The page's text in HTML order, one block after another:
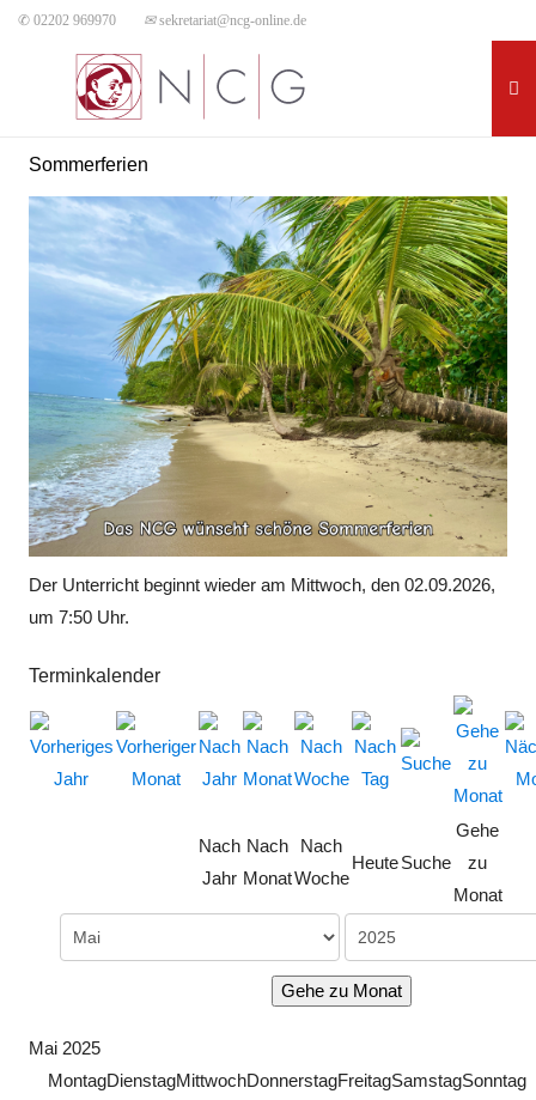
✆ 02202 969970 ✉sekretariat@ncg-online.de
Sommerferien
Der Unterricht beginnt wieder am Mittwoch, den 02.09.2026,
um 7:50 Uhr.
Terminkalender
Nach
Jahr
Nach
Monat
Nach
Woche
HeuteSuche
Gehe
zu
Monat
Gehe zu Monat
Mai 2025
MontagDienstagMittwochDonnerstagFreitagSamstagSonntag